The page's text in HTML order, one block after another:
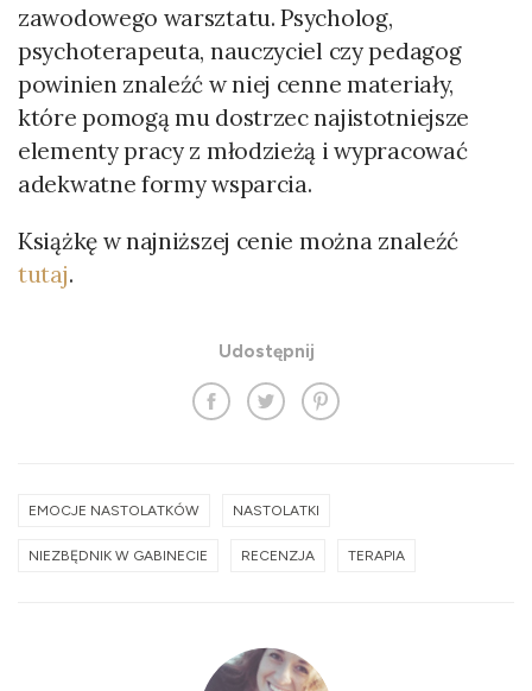
zawodowego warsztatu. Psycholog,
psychoterapeuta, nauczyciel czy pedagog
powinien znaleźć w niej cenne materiały,
które pomogą mu dostrzec najistotniejsze
elementy pracy z młodzieżą i wypracować
adekwatne formy wsparcia.
Książkę w najniższej cenie można znaleźć
tutaj.
Udostępnij
EMOCJE NASTOLATKÓW NASTOLATKI
NIEZBĘDNIK W GABINECIE RECENZJA TERAPIA